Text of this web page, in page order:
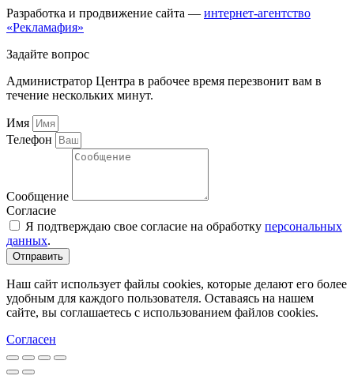
Разработка и продвижение сайта — интернет-агентство
«Рекламафия»
Задайте вопрос
Администратор Центра в рабочее время перезвонит вам в
течение нескольких минут.
Имя
Телефон
Сообщение
Согласие
Я подтверждаю свое согласие на обработку персональных
данных.
Отправить
Наш сайт использует файлы cookies, которые делают его более
удобным для каждого пользователя. Оставаясь на нашем
сайте, вы соглашаетесь с использованием файлов cookies.
Согласен